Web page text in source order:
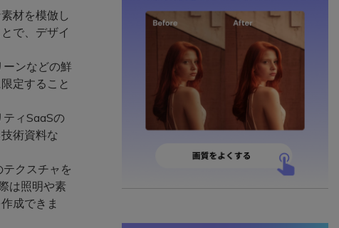
材を模倣し
で、デザイ
ンなどの鮮
定すること
ィSaaSの
術資料な
クスチャを
は照明や素
成できま